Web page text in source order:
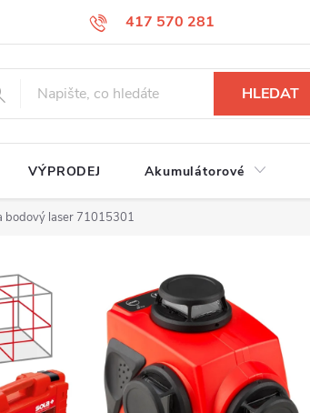
417 570 281
Podmínky ochrany osobních údajů
HLEDAT
VÝPRODEJ Akumulátorové
bodový laser 71015301